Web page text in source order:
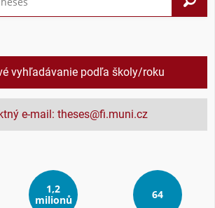
vyhľadávanie podľa školy/roku
e-mail: theses@fi.muni.cz
1,2
milionů
64